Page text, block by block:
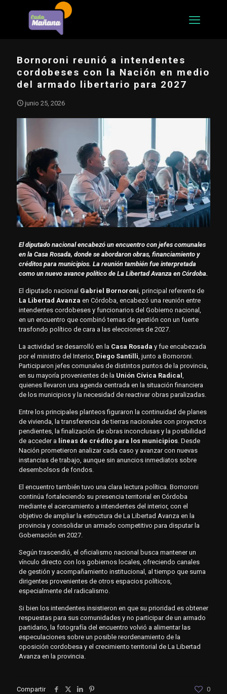
Bornoroni reunió a intendentes
cordobeses con la Nación en medio
del armado libertario para 2027
junio 25, 2026
El diputado nacional encabezó un encuentro con jefes comunales
en la Casa Rosada, donde se abordaron obras, financiamiento y
créditos para municipios. La reunión también fue interpretada
como un nuevo avance político de La Libertad Avanza en Córdoba.
El diputado nacional Gabriel Bornoroni, principal referente de
La Libertad Avanza en Córdoba, encabezó una reunión entre
intendentes cordobeses y funcionarios del Gobierno nacional,
en un encuentro que combinó temas de gestión con un fuerte
trasfondo político de cara a las elecciones de 2027.
La actividad se desarrolló en la Casa Rosada y fue encabezada
por el ministro del Interior, Diego Santilli, junto a Bornoroni.
Participaron jefes comunales de distintos puntos de la provincia,
en su mayoría provenientes de la Unión Cívica Radical ,
quienes llevaron una agenda centrada en la situación financiera
de los municipios y la necesidad de reactivar obras paralizadas.
Entre los principales planteos figuraron la continuidad de planes
de vivienda, la transferencia de tierras nacionales con proyectos
pendientes, la finalización de obras inconclusas y la posibilidad
de acceder a líneas de crédito para los municipios. Desde
Nación prometieron analizar cada caso y avanzar con nuevas
instancias de trabajo, aunque sin anuncios inmediatos sobre
desembolsos de fondos.
El encuentro también tuvo una clara lectura política. Bornoroni
continúa fortaleciendo su presencia territorial en Córdoba
mediante el acercamiento a intendentes del interior, con el
objetivo de ampliar la estructura de La Libertad Avanza en la
provincia y consolidar un armado competitivo para disputar la
Gobernación en 2027.
Según trascendió, el oficialismo nacional busca mantener un
vínculo directo con los gobiernos locales, ofreciendo canales
de gestión y acompañamiento institucional, al tiempo que suma
dirigentes provenientes de otros espacios políticos,
especialmente del radicalismo.
Si bien los intendentes insistieron en que su prioridad es obtener
respuestas para sus comunidades y no participar de un armado
partidario, la fotografía del encuentro volvió a alimentar las
especulaciones sobre un posible reordenamiento de la
oposición cordobesa y el crecimiento territorial de La Libertad
Avanza en la provincia.
Compartir 0